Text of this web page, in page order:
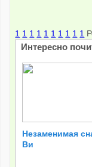
1 1 1 1 1 1 1 1 1 1
Интересно
Незаменимая
Ви